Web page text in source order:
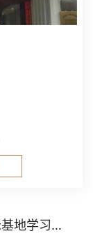
华侨建筑学院师生莅临大禾基地学习考察